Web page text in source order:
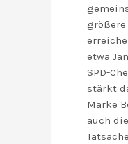
etwa
SPD-
stärkt
Marke
auch